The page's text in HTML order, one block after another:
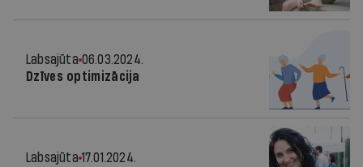
Labsajūta 06.03.2024.
Dzīves optimizācija
Labsajūta 17.01.2024.